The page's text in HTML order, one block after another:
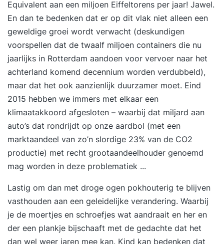
Equivalent aan een miljoen Eiffeltorens per jaar! Jawel.
En dan te bedenken dat er op dit vlak niet alleen een
geweldige groei wordt verwacht (deskundigen
voorspellen dat de twaalf miljoen containers die nu
jaarlijks in Rotterdam aandoen voor vervoer naar het
achterland komend decennium worden verdubbeld),
maar dat het ook aanzienlijk duurzamer moet. Eind
2015 hebben we immers met elkaar een
klimaatakkoord afgesloten – waarbij dat miljard aan
auto’s dat rondrijdt op onze aardbol (met een
marktaandeel van zo’n slordige 23% van de CO2
productie) met recht grootaandeelhouder genoemd
mag worden in deze problematiek ...
Lastig om dan met droge ogen pokhouterig te blijven
vasthouden aan een geleidelijke verandering. Waarbij
je de moertjes en schroefjes wat aandraait en her en
der een plankje bijschaaft met de gedachte dat het
dan wel weer jaren mee kan. Kind kan bedenken dat